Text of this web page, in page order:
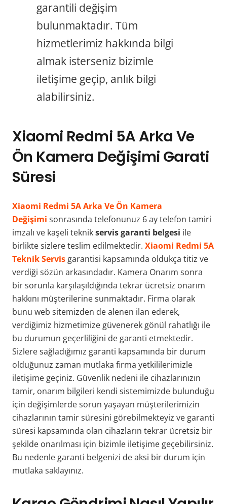
garantili değişim
bulunmaktadır. Tüm
hizmetlerimiz hakkında bilgi
almak isterseniz bizimle
iletişime geçip, anlık bilgi
alabilirsiniz.
Xiaomi Redmi 5A Arka Ve
Ön Kamera Değişimi Garati
Süresi
Xiaomi Redmi 5A Arka Ve Ön Kamera
Değişimi sonrasında telefonunuz 6 ay telefon tamiri
imzalı ve kaşeli teknikservis garanti belgesi ile
birlikte sizlere teslim edilmektedir. Xiaomi Redmi 5A
Teknik Servis garantisi kapsamında oldukça titiz ve
verdiği sözün arkasındadır. Kamera Onarım sonra
bir sorunla karşılaşıldığında tekrar ücretsiz onarım
hakkını müşterilerine sunmaktadır. Firma olarak
bunu web sitemizden de alenen ilan ederek,
verdiğimiz hizmetimize güvenerek gönül rahatlığı ile
bu durumun geçerliliğini de garanti etmektedir.
Sizlere sağladığımız garanti kapsamında bir durum
olduğunuz zaman mutlaka firma yetkililerimizle
iletişime geçiniz. Güvenlik nedeni ile cihazlarınızın
tamir, onarım bilgileri kendi sistemimizde bulunduğu
için değişimlerde sorun yaşayan müşterilerimizin
cihazlarının tamir süresini görebilmekteyiz ve garanti
süresi kapsamında olan cihazların tekrar ücretsiz bir
şekilde onarılması için bizimle iletişime geçebilirsiniz.
Bu nedenle garanti belgenizi de aksi bir durum için
mutlaka saklayınız.